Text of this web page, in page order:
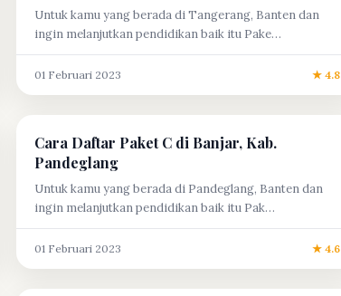
Untuk kamu yang berada di Tangerang, Banten dan
ingin melanjutkan pendidikan baik itu Pake…
01 Februari 2023 ★ 4.8
Cara Daftar Paket C di Banjar, Kab.
Pandeglang
Untuk kamu yang berada di Pandeglang, Banten dan
ingin melanjutkan pendidikan baik itu Pak…
01 Februari 2023 ★ 4.6